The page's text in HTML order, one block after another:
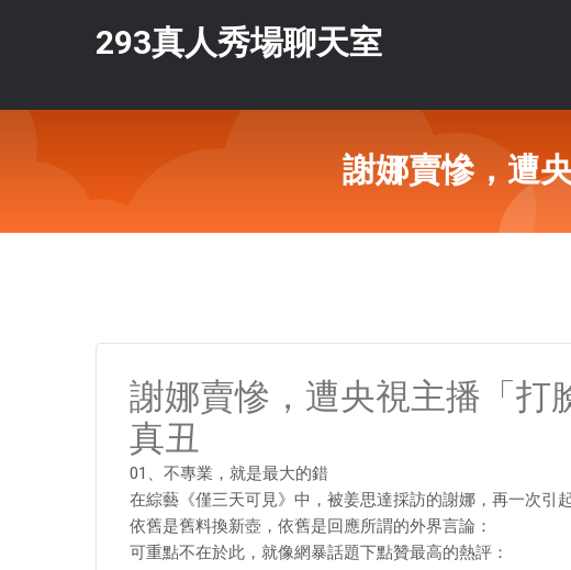
293真人秀場聊天室
謝娜賣慘，遭
謝娜賣慘，遭央視主播「打
真丑
01、不專業，就是最大的錯
在綜藝《僅三天可見》中，被姜思達採訪的謝娜，再一次引起
依舊是舊料換新壺，依舊是回應所謂的外界言論：
可重點不在於此，就像網暴話題下點贊最高的熱評：